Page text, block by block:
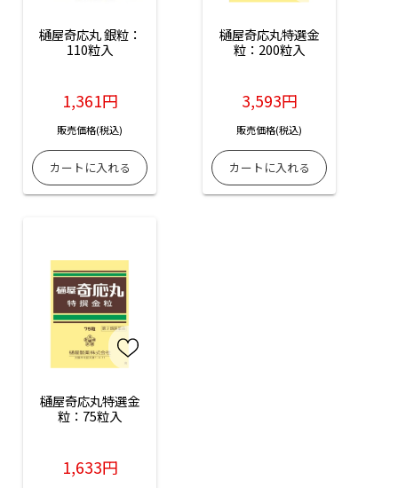
樋屋奇応丸 銀粒：
110粒入
1,361円
販売価格(税込)
樋屋奇応丸特選金
粒：200粒入
3,593円
販売価格(税込)
樋屋奇応丸特選金
粒：75粒入
1,633円